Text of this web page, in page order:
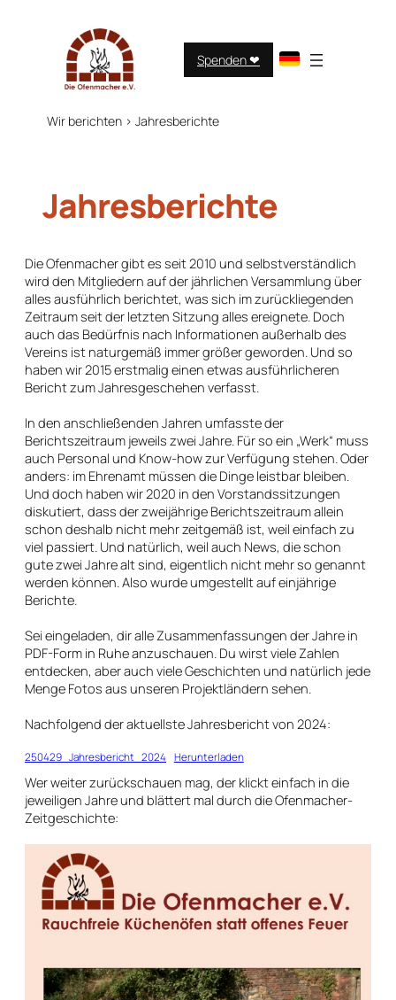
Spenden ❤︎
Wir berichten > Jahresberichte
Jahresberichte
Die Ofenmacher gibt es seit 2010 und selbstverständlich
wird den Mitgliedern auf der jährlichen Versammlung über
alles ausführlich berichtet, was sich im zurückliegenden
Zeitraum seit der letzten Sitzung alles ereignete. Doch
auch das Bedürfnis nach Informationen außerhalb des
Vereins ist naturgemäß immer größer geworden. Und so
haben wir 2015 erstmalig einen etwas ausführlicheren
Bericht zum Jahresgeschehen verfasst.
In den anschließenden Jahren umfasste der
Berichtszeitraum jeweils zwei Jahre. Für so ein „Werk“ muss
auch Personal und Know-how zur Verfügung stehen. Oder
anders: im Ehrenamt müssen die Dinge leistbar bleiben.
Und doch haben wir 2020 in den Vorstandssitzungen
diskutiert, dass der zweijährige Berichtszeitraum allein
schon deshalb nicht mehr zeitgemäß ist, weil einfach zu
viel passiert. Und natürlich, weil auch News, die schon
gute zwei Jahre alt sind, eigentlich nicht mehr so genannt
werden können. Also wurde umgestellt auf einjährige
Berichte.
Sei eingeladen, dir alle Zusammenfassungen der Jahre in
PDF-Form in Ruhe anzuschauen. Du wirst viele Zahlen
entdecken, aber auch viele Geschichten und natürlich jede
Menge Fotos aus unseren Projektländern sehen.
Nachfolgend der aktuellste Jahresbericht von 2024:
250429_Jahresbericht_2024 Herunterladen
Wer weiter zurückschauen mag, der klickt einfach in die
jeweiligen Jahre und blättert mal durch die Ofenmacher-
Zeitgeschichte: